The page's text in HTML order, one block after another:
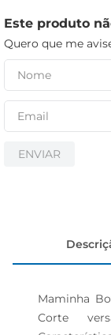
Este produto
Quero que me
ENVIAR
Maminha
Corte
iogurte
papel